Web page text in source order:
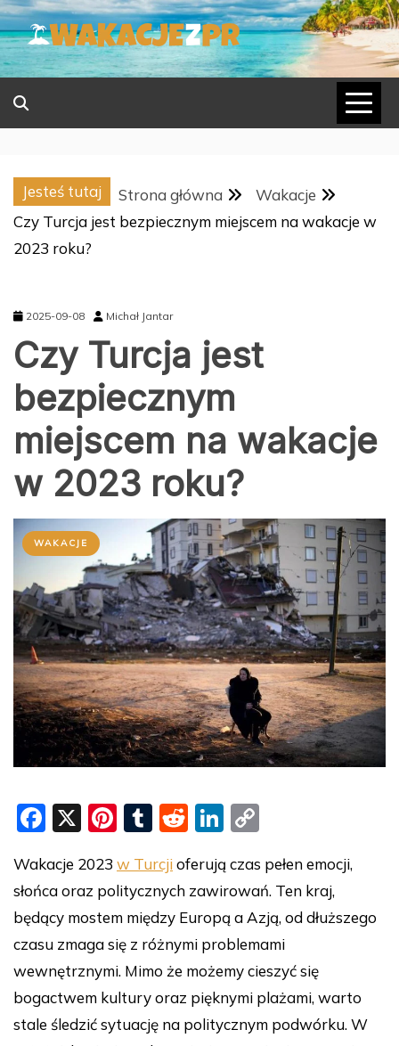
Skip
to
content
Jesteś tutaj Strona główna
Wakacje
Czy Turcja jest bezpiecznym miejscem na wakacje w
2023 roku?
2025-09-08 Michał Jantar
Czy Turcja jest
bezpiecznym
miejscem na wakacje
w 2023 roku?
WAKACJE
F
c
e
b
o
o
k
X
Pi
er
e
st
T
m
bl
r
R
d
di
t
Li
k
e
dI
n
p
y
Li
n
k
Wakacje 2023 w Turcji oferują czas pełen emocji,
słońca oraz politycznych zawirowań. Ten kraj,
będący mostem między Europą a Azją, od dłuższego
czasu zmaga się z różnymi problemami
wewnętrznymi. Mimo że możemy cieszyć się
bogactwem kultury oraz pięknymi plażami, warto
stale śledzić sytuację na politycznym podwórku. W